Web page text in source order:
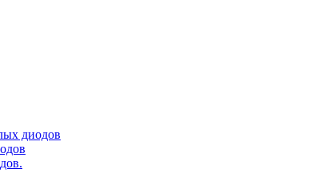
диодов